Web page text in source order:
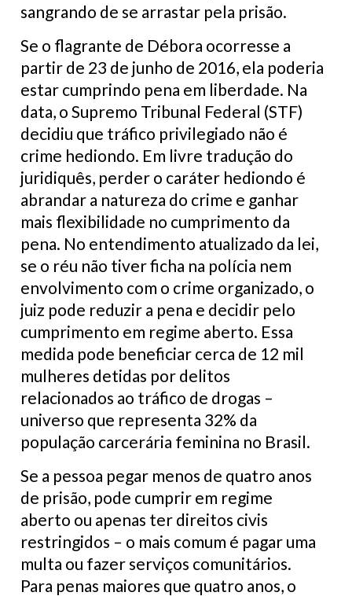
sangrando de se arrastar pela prisão.
Se o flagrante de Débora ocorresse a
partir de 23 de junho de 2016, ela poderia
estar cumprindo pena em liberdade. Na
data, o Supremo Tribunal Federal (STF)
decidiu que tráfico privilegiado não é
crime hediondo. Em livre tradução do
juridiquês, perder o caráter hediondo é
abrandar a natureza do crime e ganhar
mais flexibilidade no cumprimento da
pena. No entendimento atualizado da lei,
se o réu não tiver ficha na polícia nem
envolvimento com o crime organizado, o
juiz pode reduzir a pena e decidir pelo
cumprimento em regime aberto. Essa
medida pode beneficiar cerca de 12 mil
mulheres detidas por delitos
relacionados ao tráfico de drogas –
universo que representa 32% da
população carcerária feminina no Brasil.
Se a pessoa pegar menos de quatro anos
de prisão, pode cumprir em regime
aberto ou apenas ter direitos civis
restringidos – o mais comum é pagar uma
multa ou fazer serviços comunitários.
Para penas maiores que quatro anos, o